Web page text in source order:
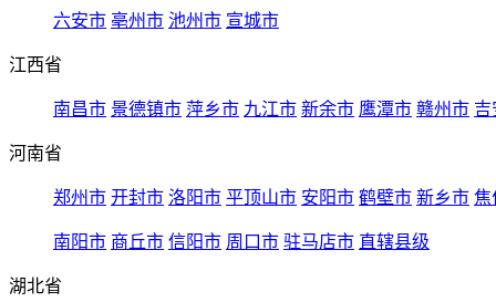
六安市 亳州市 池州市 宣城市
江西省
南昌市 景德镇市 萍乡市 九江市 新余市 鹰潭市 赣州市 吉
河南省
郑州市 开封市 洛阳市 平顶山市 安阳市 鹤壁市 新乡市 焦
南阳市 商丘市 信阳市 周口市 驻马店市 直辖县级
湖北省